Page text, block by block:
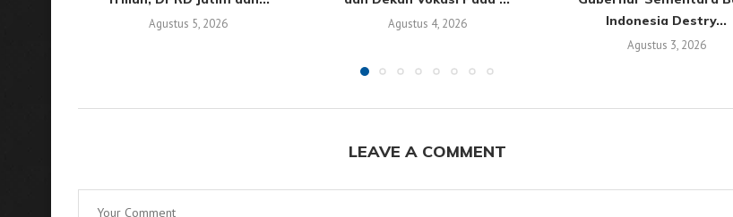
Agustus 5, 2026 Agustus 4, 2026
Indonesia Destry...
Agustus 3, 2026
LEAVE A COMMENT